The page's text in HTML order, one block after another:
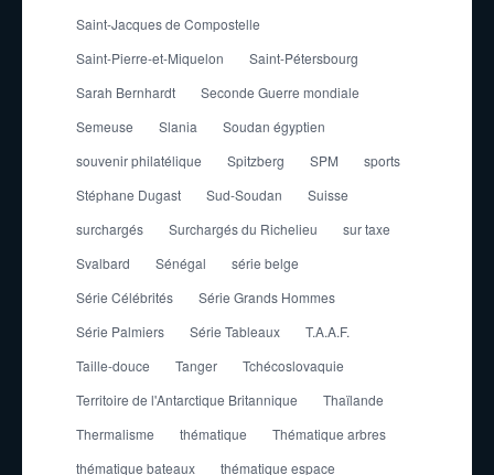
Saint-Jacques de Compostelle
Saint-Pierre-et-Miquelon
Saint-Pétersbourg
Sarah Bernhardt
Seconde Guerre mondiale
Semeuse
Slania
Soudan égyptien
souvenir philatélique
Spitzberg SPM
sports
Stéphane Dugast
Sud-Soudan
Suisse
surchargés
Surchargés du Richelieu
sur taxe
Svalbard
Sénégal
série belge
Série Célébrités
Série Grands Hommes
Série Palmiers
Série Tableaux
T.A.A.F.
Taille-douce
Tanger
Tchécoslovaquie
Territoire de l'Antarctique Britannique
Thaïlande
Thermalisme
thématique
Thématique arbres
thématique bateaux
thématique espace